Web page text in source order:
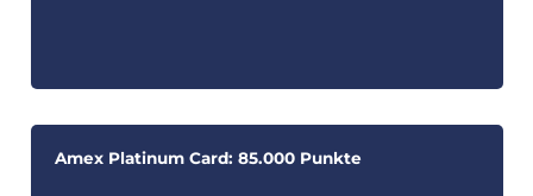
Amex Platinum Card: 85.000 Punkte